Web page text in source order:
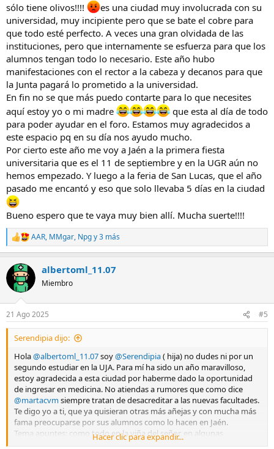
sólo tiene olivos!!!!
es una ciudad muy involucrada con su
universidad, muy incipiente pero que se bate el cobre para
que todo esté perfecto. A veces una gran olvidada de las
instituciones, pero que internamente se esfuerza para que los
alumnos tengan todo lo necesario. Este año hubo
manifestaciones con el rector a la cabeza y decanos para que
la Junta pagará lo prometido a la universidad.
En fin no se que más puedo contarte para lo que necesites
aquí estoy yo o mi madre
que esta al día de todo
para poder ayudar en el foro. Estamos muy agradecidos a
este espacio pq en su día nos ayudo mucho.
Por cierto este año me voy a Jaén a la primera fiesta
universitaria que es el 11 de septiembre y en la UGR aún no
hemos empezado. Y luego a la feria de San Lucas, que el año
pasado me encantó y eso que solo llevaba 5 días en la ciudad
Bueno espero que te vaya muy bien allí. Mucha suerte!!!!
R
e
c
c
i
n
e
s
AAR, MMgar, Npgy 3 más
albertoml_11.07
Miembro
21 Ago 2025 #5
Serendipia dijo:
Hola@albertoml_11.07soy@Serendipia( hija) no dudes ni por un
segundo estudiar en la UJA. Para mí ha sido un año maravilloso,
estoy agradecida a esta ciudad por haberme dado la oportunidad
de ingresar en medicina. No atiendas a rumores que como dice
@martacvmsiempre tratan de desacreditar a las nuevas facultades.
Te digo yo a ti, que ya quisieran otras más añejas y con mucha más
fama preocuparse por sus alumnos como lo hacen en Jaén.
Tema apuntes: como todo en la viña del señor, en algunas
asignaturas te recomiendan libros, y a pesar de ello tendrás que
Hacer clic para expandir...